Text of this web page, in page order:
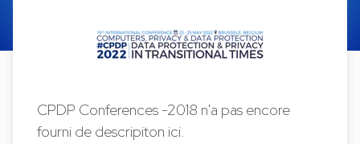
CPDP Conferences -2018 n'a pas encore
fourni de descripiton ici.